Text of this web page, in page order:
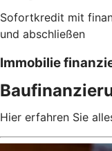
Sofortkredit mit
und abschließen
Immobilie
Hier erfahren Sie